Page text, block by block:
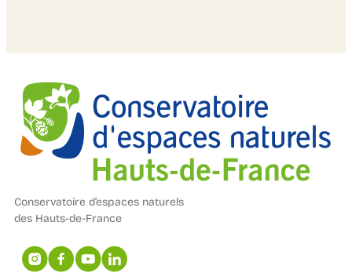
Conservatoire d’espaces naturels
des Hauts-de-France